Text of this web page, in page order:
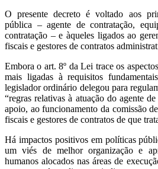
O presente decreto é voltado aos
pública – agente de contratação,
contratação – e àqueles ligados ao
fiscais e gestores de contratos
Embora o art. 8º da Lei trace os
mais ligadas à requisitos
legislador ordinário delegou para
“regras relativas à atuação do agente
apoio, ao funcionamento da comissão
fiscais e gestores de contratos de que
Há impactos positivos em políticas
um viés de melhor organização e
humanos alocados nas áreas de